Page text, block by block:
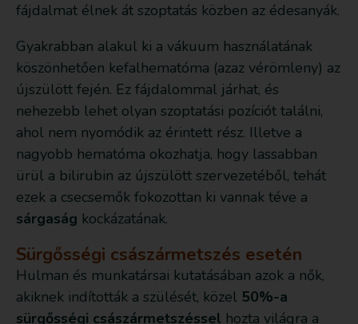
fájdalmat élnek át szoptatás közben az édesanyák.
Gyakrabban alakul ki a vákuum használatának
köszönhetően kefalhematóma (azaz vérömleny) az
újszülött fején. Ez fájdalommal járhat, és
nehezebb lehet olyan szoptatási pozíciót találni,
ahol nem nyomódik az érintett rész. Illetve a
nagyobb hematóma okozhatja, hogy lassabban
ürül a bilirubin az újszülött szervezetéből, tehát
ezek a csecsemők fokozottan ki vannak téve a
sárgaság kockázatának.
Sürgősségi császármetszés esetén
Hulman és munkatársai kutatásában azok a nők,
akiknek indították a szülését, közel 50%-a
sürgősségi császármetszéssel hozta világra a